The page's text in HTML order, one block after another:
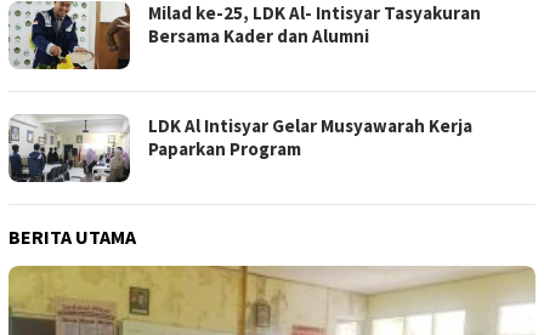
Milad ke-25, LDK Al- Intisyar Tasyakuran
Bersama Kader dan Alumni
LDK Al Intisyar Gelar Musyawarah Kerja
Paparkan Program
BERITA UTAMA